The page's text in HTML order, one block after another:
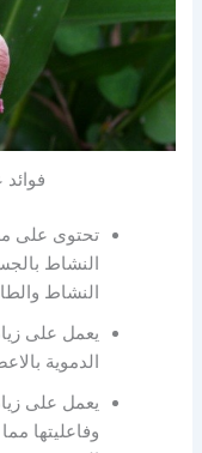
تحتوى على
النشاط
النشاط
يعمل على
الدموية
يعمل على
وفاعليتها